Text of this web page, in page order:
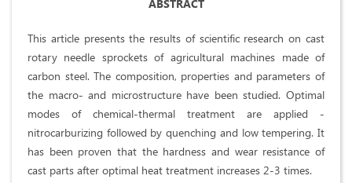
ABSTRACT
This article presents the results of scientific research on cast
rotary needle sprockets of agricultural machines made of
carbon steel. The composition, properties and parameters of
the macro- and microstructure have been studied. Optimal
modes of chemical-thermal treatment are applied -
nitrocarburizing followed by quenching and low tempering. It
has been proven that the hardness and wear resistance of
cast parts after optimal heat treatment increases 2-3 times.